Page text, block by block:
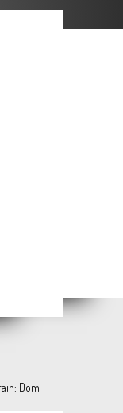
Dom